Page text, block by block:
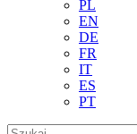
PL
EN
DE
FR
IT
ES
PT